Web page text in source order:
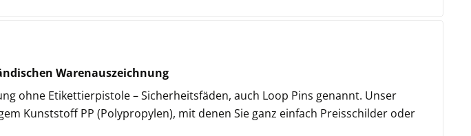
Warenauszeichnung
ohne Etikettierpistole – Sicherheitsfäden, auch Loop Pins genannt. Unser
Kunststoff PP (Polypropylen), mit denen Sie ganz einfach Preisschilder oder